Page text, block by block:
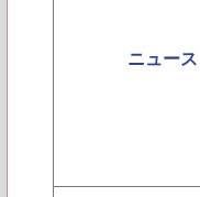
ニュース